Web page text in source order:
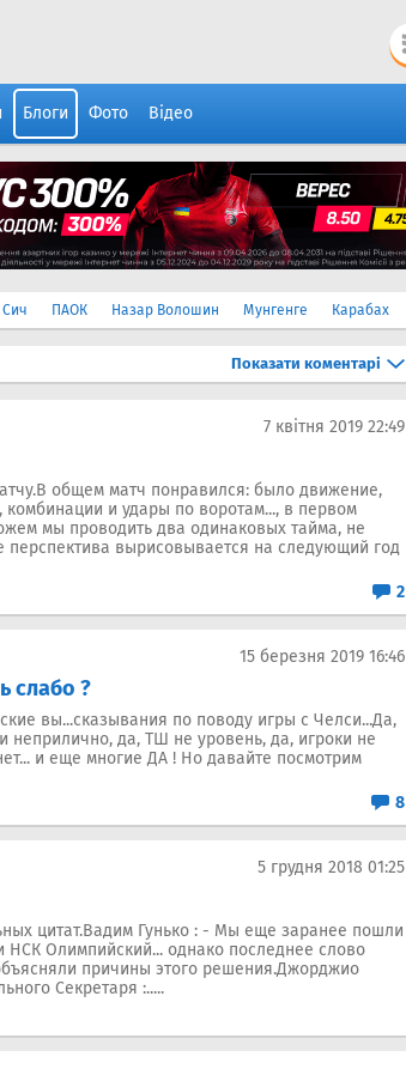
Блоги Фото Відео
Сич ПАОК Назар Волошин Мунгенге Карабах
Показати коментарі
7 квітня 2019 22:49
общем матч понравился: было движение,
и удары по воротам..., в первом
мы проводить два одинаковых тайма, не
вырисовывается на следующий год
2
15 березня 2019 16:46
слабо ?
вы...сказывания по поводу игры с Челси...Да,
неприлично, да, ТШ не уровень, да, игроки не
и еще многие ДА ! Но давайте посмотрим
8
5 грудня 2018 01:25
цитат.Вадим Гунько : - Мы еще заранее пошли
НСК Олимпийский... однако последнее слово
причины этого решения.Джорджио
Секретаря :.....